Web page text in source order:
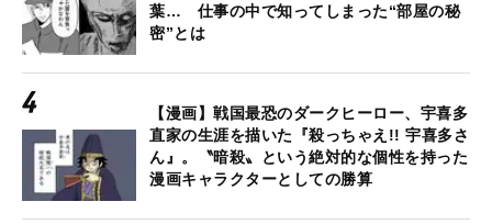
葉… 仕事の中で知ってしまった“部屋の秘
密”とは
【漫画】戦国最恐のダークヒーロー、宇喜多
直家の生涯を描いた『殺っちゃえ!! 宇喜多さ
ん』。〝暗殺〟という絶対的な個性を持った
漫画キャラクターとしての勝算